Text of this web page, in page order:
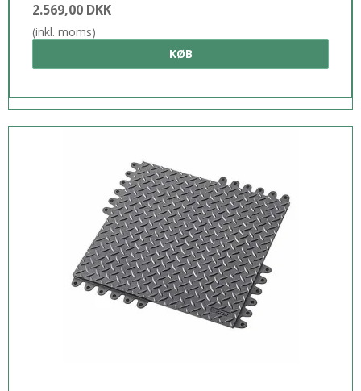
2.569,00 DKK
(inkl. moms)
KØB